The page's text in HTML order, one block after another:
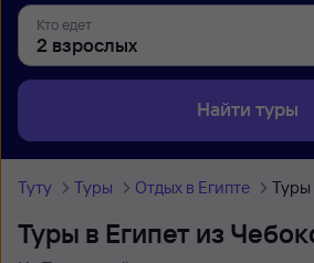
Кто едет
Найти туры
Туту Туры Отдых в Египте Туры
Туры в Египет из